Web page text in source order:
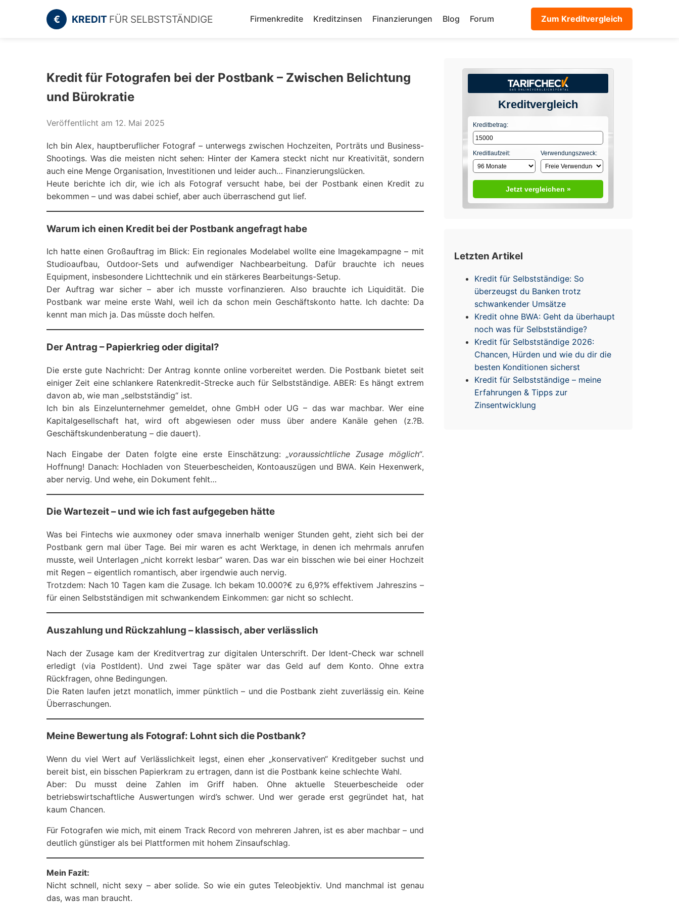
€ KREDIT FÜR SELBSTSTÄNDIGE Firmenkredite Kreditzinsen Finanzierungen Blog Forum Zum Kreditvergleich
Kredit für Fotografen bei der Postbank – Zwischen Belichtung
und Bürokratie
Veröffentlicht am 12. Mai 2025
Ich bin Alex, hauptberuflicher Fotograf – unterwegs zwischen Hochzeiten, Porträts und Business-
Shootings. Was die meisten nicht sehen: Hinter der Kamera steckt nicht nur Kreativität, sondern
auch eine Menge Organisation, Investitionen und leider auch… Finanzierungslücken.
Heute berichte ich dir, wie ich als Fotograf versucht habe, bei der Postbank einen Kredit zu
bekommen – und was dabei schief, aber auch überraschend gut lief.
Warum ich einen Kredit bei der Postbank angefragt habe
Ich hatte einen Großauftrag im Blick: Ein regionales Modelabel wollte eine Imagekampagne – mit
Studioaufbau, Outdoor-Sets und aufwendiger Nachbearbeitung. Dafür brauchte ich neues
Equipment, insbesondere Lichttechnik und ein stärkeres Bearbeitungs-Setup.
Der Auftrag war sicher – aber ich musste vorfinanzieren. Also brauchte ich Liquidität. Die
Postbank war meine erste Wahl, weil ich da schon mein Geschäftskonto hatte. Ich dachte: Da
kennt man mich ja. Das müsste doch helfen.
Der Antrag – Papierkrieg oder digital?
Die erste gute Nachricht: Der Antrag konnte online vorbereitet werden. Die Postbank bietet seit
einiger Zeit eine schlankere Ratenkredit-Strecke auch für Selbstständige. ABER: Es hängt extrem
davon ab, wie man „selbstständig“ ist.
Ich bin als Einzelunternehmer gemeldet, ohne GmbH oder UG – das war machbar. Wer eine
Kapitalgesellschaft hat, wird oft abgewiesen oder muss über andere Kanäle gehen (z.?B.
Geschäftskundenberatung – die dauert).
Nach Eingabe der Daten folgte eine erste Einschätzung:„voraussichtliche Zusage möglich“.
Hoffnung! Danach: Hochladen von Steuerbescheiden, Kontoauszügen und BWA. Kein Hexenwerk,
aber nervig. Und wehe, ein Dokument fehlt…
Die Wartezeit – und wie ich fast aufgegeben hätte
Was bei Fintechs wie auxmoney oder smava innerhalb weniger Stunden geht, zieht sich bei der
Postbank gern mal über Tage. Bei mir waren es acht Werktage, in denen ich mehrmals anrufen
musste, weil Unterlagen „nicht korrekt lesbar“ waren. Das war ein bisschen wie bei einer Hochzeit
mit Regen – eigentlich romantisch, aber irgendwie auch nervig.
Trotzdem: Nach 10 Tagen kam die Zusage. Ich bekam 10.000?€ zu 6,9?% effektivem Jahreszins –
für einen Selbstständigen mit schwankendem Einkommen: gar nicht so schlecht.
Auszahlung und Rückzahlung – klassisch, aber verlässlich
Nach der Zusage kam der Kreditvertrag zur digitalen Unterschrift. Der Ident-Check war schnell
erledigt (via PostIdent). Und zwei Tage später war das Geld auf dem Konto. Ohne extra
Rückfragen, ohne Bedingungen.
Die Raten laufen jetzt monatlich, immer pünktlich – und die Postbank zieht zuverlässig ein. Keine
Überraschungen.
Meine Bewertung als Fotograf: Lohnt sich die Postbank?
Wenn du viel Wert auf Verlässlichkeit legst, einen eher „konservativen“ Kreditgeber suchst und
bereit bist, ein bisschen Papierkram zu ertragen, dann ist die Postbank keine schlechte Wahl.
Aber: Du musst deine Zahlen im Griff haben. Ohne aktuelle Steuerbescheide oder
betriebswirtschaftliche Auswertungen wird’s schwer. Und wer gerade erst gegründet hat, hat
kaum Chancen.
Für Fotografen wie mich, mit einem Track Record von mehreren Jahren, ist es aber machbar – und
deutlich günstiger als bei Plattformen mit hohem Zinsaufschlag.
Mein Fazit:
Nicht schnell, nicht sexy – aber solide. So wie ein gutes Teleobjektiv. Und manchmal ist genau
das, was man braucht.
Kreditvergleich
Kreditbetrag:
Kreditlaufzeit: Verwendungszweck:
Jetzt vergleichen »
Letzten Artikel
Kredit für Selbstständige: So
überzeugst du Banken trotz
schwankender Umsätze
Kredit ohne BWA: Geht da überhaupt
noch was für Selbstständige?
Kredit für Selbstständige 2026:
Chancen, Hürden und wie du dir die
besten Konditionen sicherst
Kredit für Selbstständige – meine
Erfahrungen & Tipps zur
Zinsentwicklung